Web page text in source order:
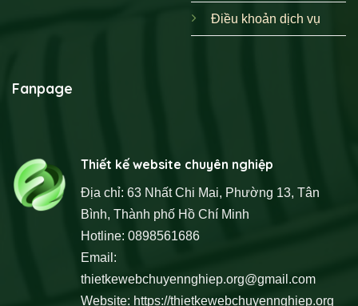
Điều khoản dịch vụ
Fanpage
Thiết kế website chuyên nghiệp
Địa chỉ: 63 Nhất Chi Mai, Phường 13, Tân
Bình, Thành phố Hồ Chí Minh
Hotline: 0898561686
Email:
thietkewebchuyennghiep.org@gmail.com
Website: https://thietkewebchuyennghiep.org